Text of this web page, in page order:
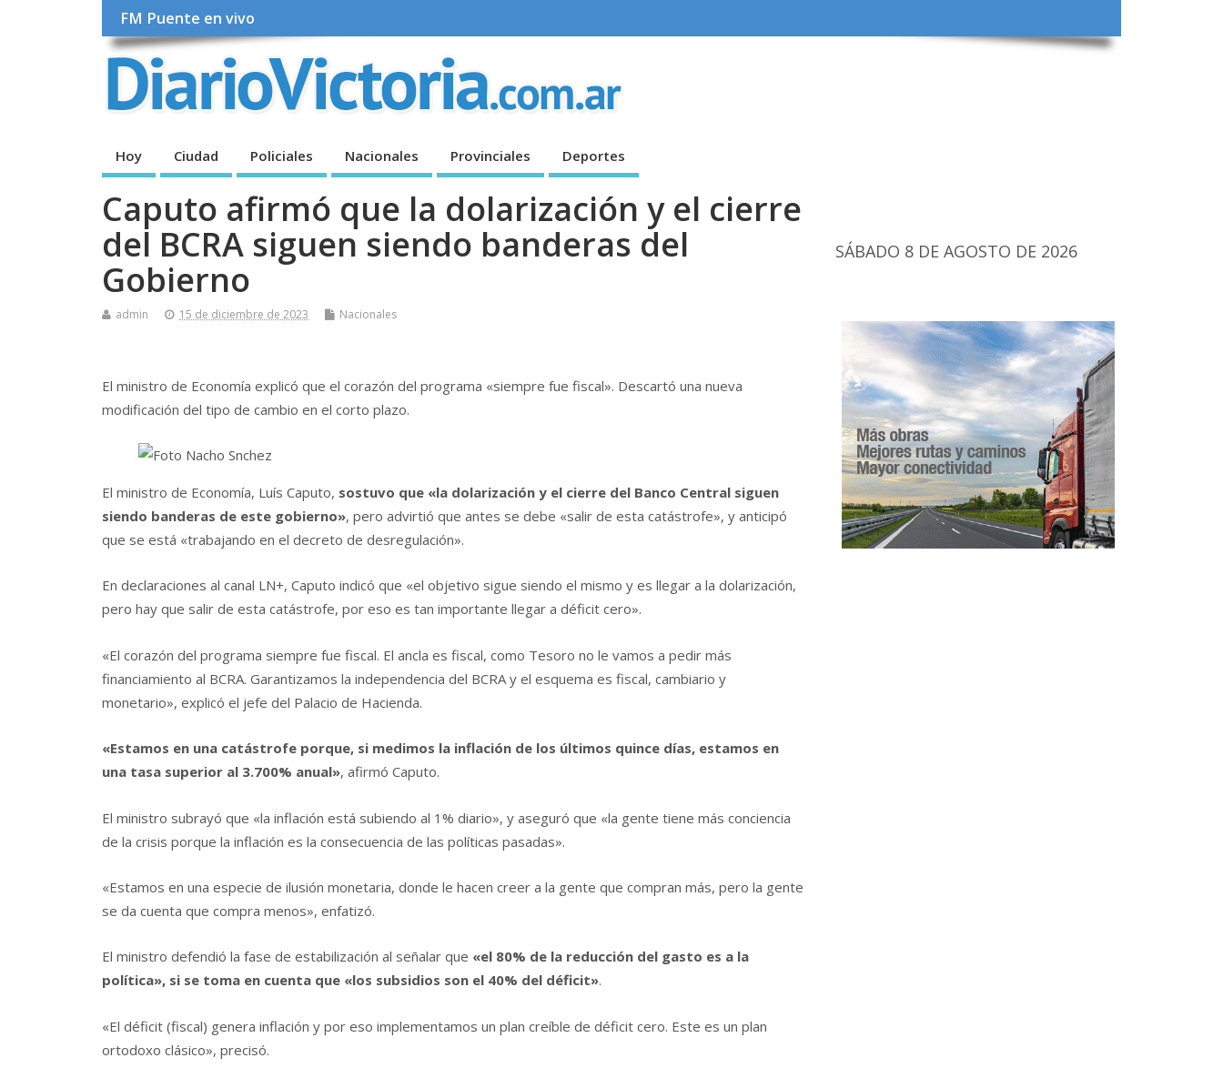
FM Puente en vivo
Hoy Ciudad Policiales Nacionales Provinciales Deportes
Caputo afirmó que la dolarización y el cierre
del BCRA siguen siendo banderas del
Gobierno
admin 15 de diciembre de 2023 Nacionales
El ministro de Economía explicó que el corazón del programa «siempre fue fiscal». Descartó una nueva
modificación del tipo de cambio en el corto plazo.
El ministro de Economía, Luís Caputo, sostuvo que «la dolarización y el cierre del Banco Central siguen
siendo banderas de este gobierno», pero advirtió que antes se debe «salir de esta catástrofe», y anticipó
que se está «trabajando en el decreto de desregulación».
En declaraciones al canal LN+, Caputo indicó que «el objetivo sigue siendo el mismo y es llegar a la dolarización,
pero hay que salir de esta catástrofe, por eso es tan importante llegar a déficit cero».
«El corazón del programa siempre fue fiscal. El ancla es fiscal, como Tesoro no le vamos a pedir más
financiamiento al BCRA. Garantizamos la independencia del BCRA y el esquema es fiscal, cambiario y
monetario», explicó el jefe del Palacio de Hacienda.
«Estamos en una catástrofe porque, si medimos la inflación de los últimos quince días, estamos en
una tasa superior al 3.700% anual», afirmó Caputo.
El ministro subrayó que «la inflación está subiendo al 1% diario», y aseguró que «la gente tiene más conciencia
de la crisis porque la inflación es la consecuencia de las políticas pasadas».
«Estamos en una especie de ilusión monetaria, donde le hacen creer a la gente que compran más, pero la gente
se da cuenta que compra menos», enfatizó.
El ministro defendió la fase de estabilización al señalar que «el 80% de la reducción del gasto es a la
política», si se toma en cuenta que «los subsidios son el 40% del déficit».
«El déficit (fiscal) genera inflación y por eso implementamos un plan creíble de déficit cero. Este es un plan
ortodoxo clásico», precisó.
SÁBADO 8 DE AGOSTO DE 2026